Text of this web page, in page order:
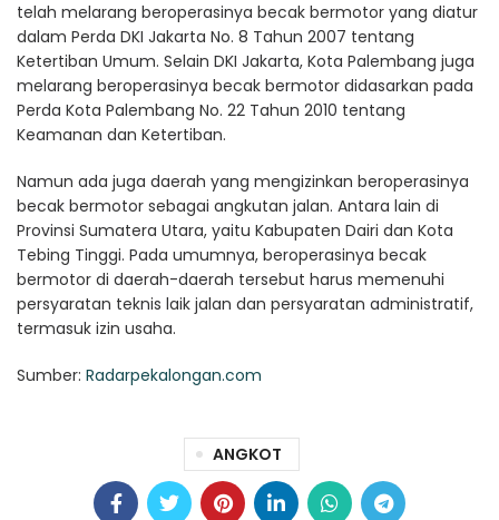
telah melarang beroperasinya becak bermotor yang diatur
dalam Perda DKI Jakarta No. 8 Tahun 2007 tentang
Ketertiban Umum. Selain DKI Jakarta, Kota Palembang juga
melarang beroperasinya becak bermotor didasarkan pada
Perda Kota Palembang No. 22 Tahun 2010 tentang
Keamanan dan Ketertiban.
Namun ada juga daerah yang mengizinkan beroperasinya
becak bermotor sebagai angkutan jalan. Antara lain di
Provinsi Sumatera Utara, yaitu Kabupaten Dairi dan Kota
Tebing Tinggi. Pada umumnya, beroperasinya becak
bermotor di daerah-daerah tersebut harus memenuhi
persyaratan teknis laik jalan dan persyaratan administratif,
termasuk izin usaha.
Sumber: Radarpekalongan.com
ANGKOT